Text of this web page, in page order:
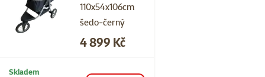
110x54x106cm
šedo-černý
Cena
4 899 Kč
Skladem